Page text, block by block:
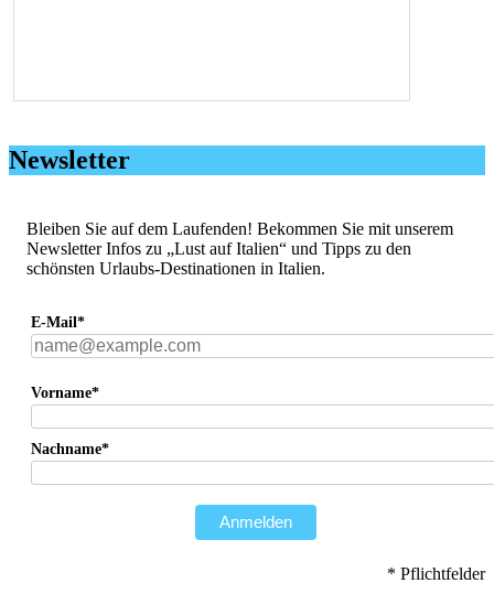
Newsletter
Bleiben Sie auf dem Laufenden! Bekommen Sie mit unserem
Newsletter Infos zu „Lust auf Italien“ und Tipps zu den
schönsten Urlaubs-Destinationen in Italien.
E-Mail*
Vorname*
Nachname*
Anmelden
* Pflichtfelder